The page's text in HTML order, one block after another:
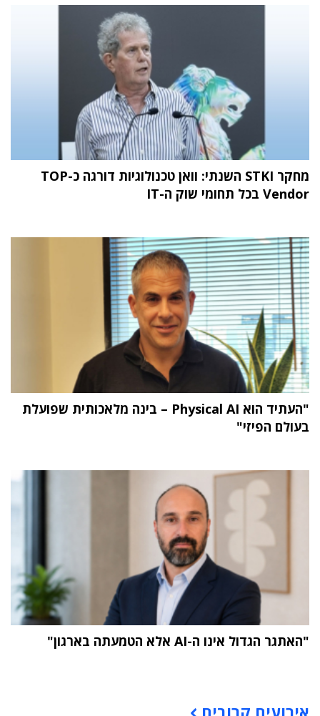
מחקר STKI השנתי: וואן טכנולוגיות דורגה כ-TOP
Vendor בכל תחומי שוק ה-IT
"העתיד הוא Physical AI – בינה מלאכותית שפועלת
בעולם הפיזי"
"האתגר הגדול אינו ה-AI אלא הטמעתה בארגון"
אירועים קרובים